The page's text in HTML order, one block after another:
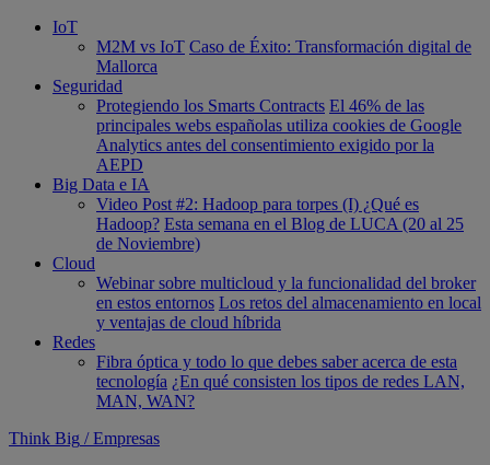
IoT
M2M vs IoT Caso de Éxito: Transformación digital de
Mallorca
Seguridad
Protegiendo los Smarts Contracts El 46% de las
principales webs españolas utiliza cookies de Google
Analytics antes del consentimiento exigido por la
AEPD
Big Data e IA
Video Post #2: Hadoop para torpes (I) ¿Qué es
Hadoop? Esta semana en el Blog de LUCA (20 al 25
de Noviembre)
Cloud
Webinar sobre multicloud y la funcionalidad del broker
en estos entornos Los retos del almacenamiento en local
y ventajas de cloud híbrida
Redes
Fibra óptica y todo lo que debes saber acerca de esta
tecnología ¿En qué consisten los tipos de redes LAN,
MAN, WAN?
Think Big / Empresas